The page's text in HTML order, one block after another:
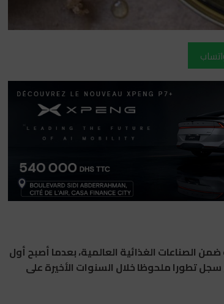
الصناعات الغذائية العالمية، بعدما أصبح أول
تطورا ملحوظا خلال السنوات الأخيرة على